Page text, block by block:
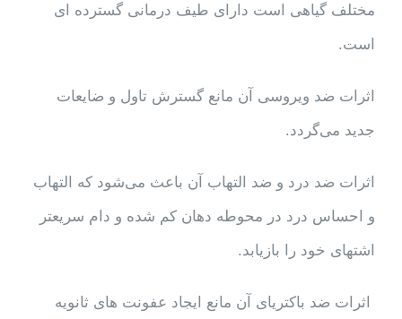
مختلف گیاهی است دارای طیف درمانی گسترده ای
است.
اثرات ضد ویروسی آن مانع گسترش تاول و ضایعات
جدید می‌گردد.
اثرات ضد درد و ضد التهاب آن باعث می‌شود که التهاب
و احساس درد در محوطه دهان کم شده و دام سریعتر
اشتهای خود را بازیابد.
اثرات ضد باکتریای آن مانع ایجاد عفونت های ثانویه